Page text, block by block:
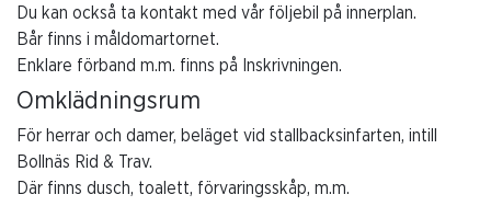
Du kan också ta kontakt med vår följebil på innerplan.
Bår finns i måldomartornet.
Enklare förband m.m. finns på Inskrivningen.
Omklädningsrum
För herrar och damer, beläget vid stallbacksinfarten, intill
Bollnäs Rid & Trav.
Där finns dusch, toalett, förvaringsskåp, m.m.